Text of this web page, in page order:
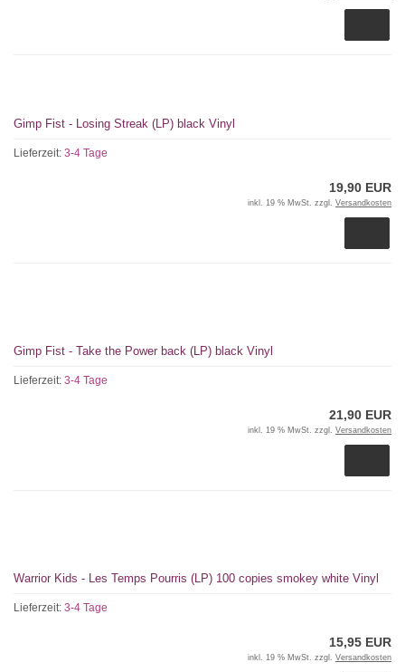
Gimp Fist - Losing Streak (LP) black Vinyl
Lieferzeit: 3-4 Tage
19,90 EUR
inkl. 19 % MwSt. zzgl. Versandkosten
Gimp Fist - Take the Power back (LP) black Vinyl
Lieferzeit: 3-4 Tage
21,90 EUR
inkl. 19 % MwSt. zzgl. Versandkosten
Warrior Kids - Les Temps Pourris (LP) 100 copies smokey white Vinyl
Lieferzeit: 3-4 Tage
15,95 EUR
inkl. 19 % MwSt. zzgl. Versandkosten